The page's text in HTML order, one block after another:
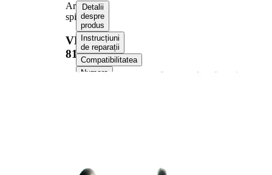
Arc
spiral
VKDL
81004
Detalii
despre
produs
Instrucțiuni
de reparații
Compatibilitatea
Numere